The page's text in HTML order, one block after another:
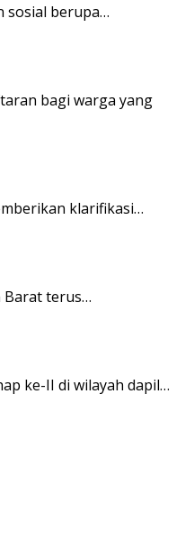
sosial berupa…
bagi warga yang
klarifikasi…
Barat terus…
ke-II di wilayah dapil…